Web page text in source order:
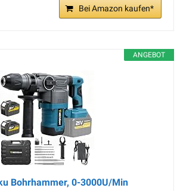
Bei Amazon kaufen*
ANGEBOT
Bohrhammer, 0-3000U/Min